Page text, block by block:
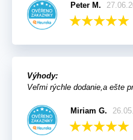
Peter M.
Výhody:
Veľmi rýchle dodanie,a ešte
Miriam G.